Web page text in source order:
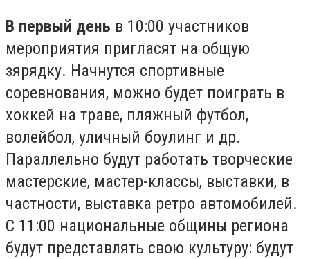
В первый день в 10:00 участников
мероприятия пригласят на общую
зярядку. Начнутся спортивные
соревнования, можно будет поиграть в
хоккей на траве, пляжный футбол,
волейбол, уличный боулинг и др.
Параллельно будут работать творческие
мастерские, мастер-классы, выставки, в
частности, выставка ретро автомобилей.
С 11:00 национальные общины региона
будут представлять свою культуру: будут